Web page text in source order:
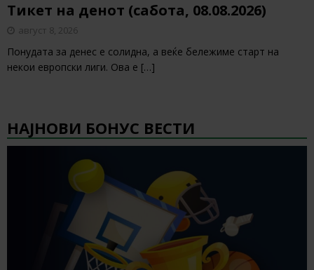
Тикет на денот (сабота, 08.08.2026)
август 8, 2026
Понудата за денес е солидна, а веќе бележиме старт на
некои европски лиги. Ова е […]
НАЈНОВИ БОНУС ВЕСТИ